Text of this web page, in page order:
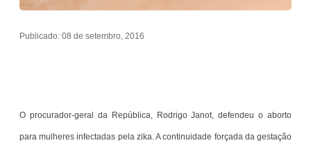
Publicado: 08 de setembro, 2016
O procurador-geral da República, Rodrigo Janot, defendeu o aborto
para mulheres infectadas pela zika. A continuidade forçada da gestação